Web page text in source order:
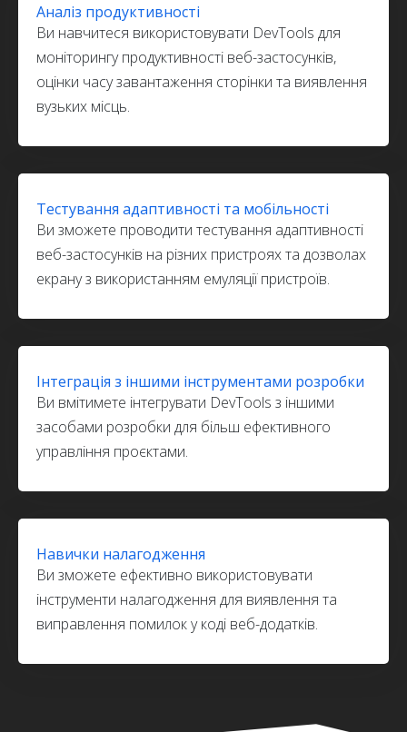
Аналіз продуктивності
Ви навчитеся використовувати DevTools для
моніторингу продуктивності веб-застосунків,
оцінки часу завантаження сторінки та виявлення
вузьких місць.
Тестування адаптивності та мобільності
Ви зможете проводити тестування адаптивності
веб-застосунків на різних пристроях та дозволах
екрану з використанням емуляції пристроїв.
Інтеграція з іншими інструментами розробки
Ви вмітимете інтегрувати DevTools з іншими
засобами розробки для більш ефективного
управління проєктами.
Навички налагодження
Ви зможете ефективно використовувати
інструменти налагодження для виявлення та
виправлення помилок у коді веб-додатків.